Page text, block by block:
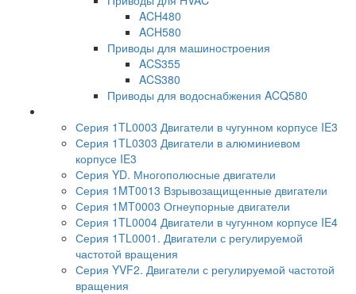
ACH480
ACH580
Приводы для машиностроения
ACS355
ACS380
Приводы для водоснабжения ACQ580
Серия 1TL0003 Двигатели в чугунном корпусе IE3
Серия 1TL0303 Двигатели в алюминиевом
корпусе IE3
Серия YD. Многополюсные двигатели
Серия 1MT0013 Взрывозащищенные двигатели
Серия 1MT0003 Огнеупорные двигатели
Серия 1TL0004 Двигатели в чугунном корпусе IE4
Серия 1TL0001. Двигатели с регулируемой
частотой вращения
Серия YVF2. Двигатели с регулируемой частотой
вращения